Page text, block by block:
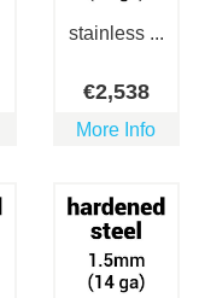
stainless ...
€2,538
More Info